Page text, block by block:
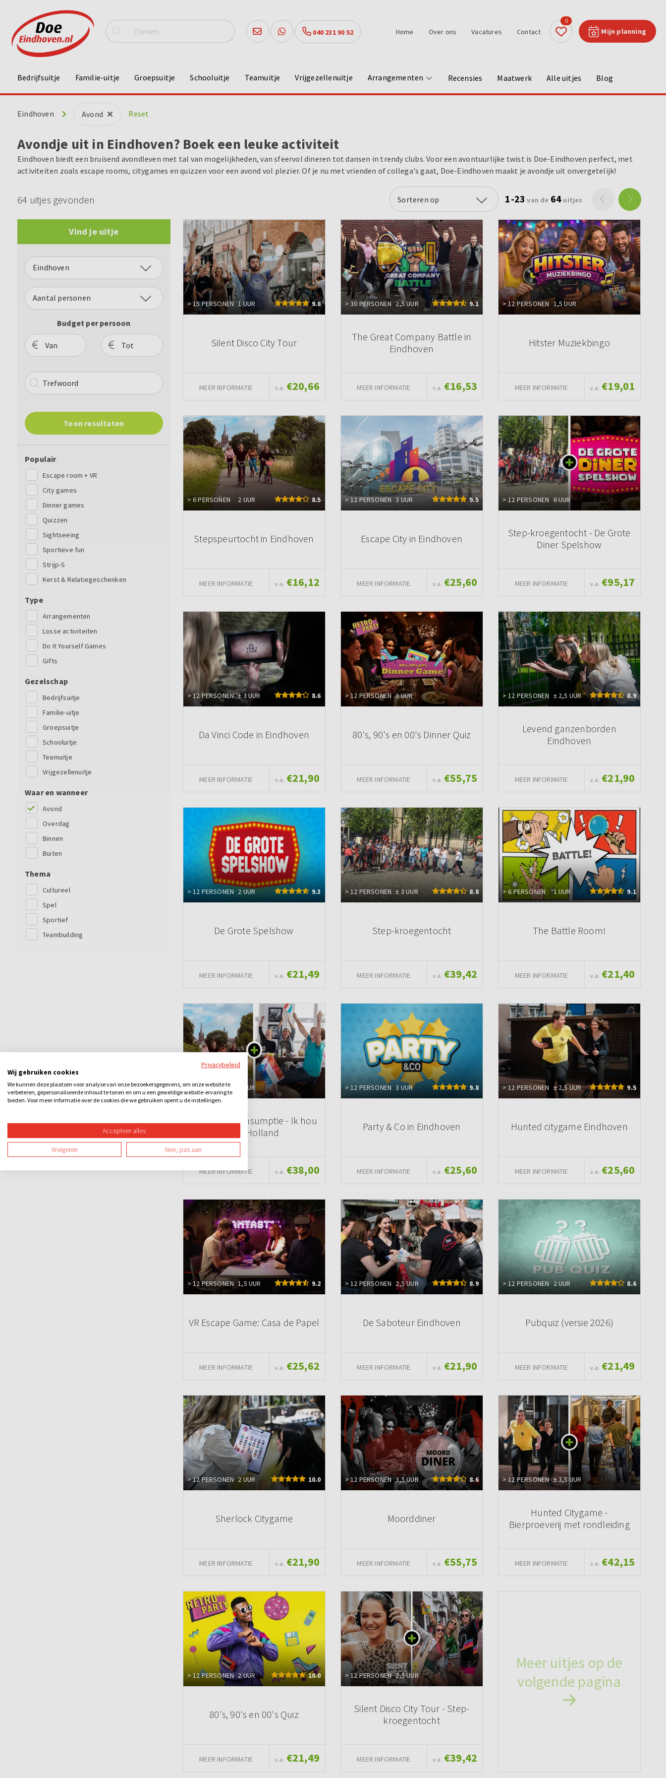
040 231 90 52 Mijn planning
0
Home Over ons Vacatures Contact
Bedrijfsuitje Familie-uitje Groepsuitje Schooluitje Teamuitje Vrijgezellenuitje Arrangementen Recensies Maatwerk Alle uitjes Blog
Eindhoven Avond Reset
Avondje uit in Eindhoven? Boek een leuke activiteit
Eindhoven biedt een bruisend avondleven met tal van mogelijkheden, van sfeervol dineren tot dansen in trendy clubs. Voor een avontuurlijke twist is Doe-Eindhoven perfect, met
activiteiten zoals escape rooms, citygames en quizzen voor een avond vol plezier. Of je nu met vrienden of collega's gaat, Doe-Eindhoven maakt je avondje uit onvergetelijk!
64 uitjes gevonden Sorteren op 1-23 van de 64 uitjes
Vind je uitje
Eindhoven
Aantal personen
Budget per persoon
Toon resultaten
Populair
Escape room + VR
City games
Dinner games
Quizzen
Sightseeing
Sportieve fun
Strijp-S
Kerst & Relatiegeschenken
Type
Arrangementen
Losse activiteiten
Do It Yourself Games
Gifts
Gezelschap
Bedrijfsuitje
Familie-uitje
Groepsuitje
Schooluitje
Teamuitje
Vrijgezellenuitje
Waar en wanneer
Avond
Overdag
Binnen
Buiten
Thema
Cultureel
Spel
Sportief
Teambuilding
> 15 PERSONEN 1 UUR 9.8
Silent Disco City Tour
MEER INFORMATIE v.a. €20,66
> 30 PERSONEN 2,5 UUR 9.1
The Great Company Battle in
Eindhoven
MEER INFORMATIE v.a. €16,53
> 12 PERSONEN 1,5 UUR
Hitster Muziekbingo
MEER INFORMATIE v.a. €19,01
> 6 PERSONEN 2 UUR 8.5
Stepspeurtocht in Eindhoven
MEER INFORMATIE v.a. €16,12
> 12 PERSONEN 3 UUR 9.5
Escape City in Eindhoven
MEER INFORMATIE v.a. €25,60
> 12 PERSONEN 6 UUR
Step-kroegentocht - De Grote
Diner Spelshow
MEER INFORMATIE v.a. €95,17
> 12 PERSONEN ± 3 UUR 8.6
Da Vinci Code in Eindhoven
MEER INFORMATIE v.a. €21,90
> 12 PERSONEN 3 UUR
80's, 90's en 00's Dinner Quiz
MEER INFORMATIE v.a. €55,75
> 12 PERSONEN ± 2,5 UUR 8.9
Levend ganzenborden
Eindhoven
MEER INFORMATIE v.a. €21,90
> 12 PERSONEN 2 UUR 9.3
De Grote Spelshow
MEER INFORMATIE v.a. €21,49
> 12 PERSONEN ± 3 UUR 8.8
Step-kroegentocht
MEER INFORMATIE v.a. €39,42
> 6 PERSONEN 1 UUR 9.1
The Battle Room!
MEER INFORMATIE v.a. €21,40
> 12 PERSONEN 5 UUR
Steppen - Consumptie - Ik hou
van Holland
MEER INFORMATIE v.a. €38,00
> 12 PERSONEN 3 UUR 9.8
Party & Co in Eindhoven
MEER INFORMATIE v.a. €25,60
> 12 PERSONEN ± 2,5 UUR 9.5
Hunted citygame Eindhoven
MEER INFORMATIE v.a. €25,60
> 12 PERSONEN 1,5 UUR 9.2
VR Escape Game: Casa de Papel
MEER INFORMATIE v.a. €25,62
> 12 PERSONEN 2,5 UUR 8.9
De Saboteur Eindhoven
MEER INFORMATIE v.a. €21,90
> 12 PERSONEN 2 UUR 8.6
Pubquiz (versie 2026)
MEER INFORMATIE v.a. €21,49
> 12 PERSONEN 2 UUR 10.0
Sherlock Citygame
MEER INFORMATIE v.a. €21,90
> 12 PERSONEN 3,5 UUR 8.6
Moorddiner
MEER INFORMATIE v.a. €55,75
> 12 PERSONEN ± 3,5 UUR
Hunted Citygame -
Bierproeverij met rondleiding
MEER INFORMATIE v.a. €42,15
> 12 PERSONEN 2 UUR 10.0
80's, 90's en 00's Quiz
MEER INFORMATIE v.a. €21,49
> 12 PERSONEN 2,5 UUR
Silent Disco City Tour - Step-
kroegentocht
MEER INFORMATIE v.a. €39,42
Meer uitjes op de
volgende pagina
Privacybeleid
Wij gebruiken cookies
We kunnen deze plaatsen voor analyse van onze bezoekersgegevens, om onze website te
verbeteren, gepersonaliseerde inhoud te tonen en om u een geweldige website-ervaring te
bieden. Voor meer informatie over de cookies die we gebruiken opent u de instellingen.
Accepteer alles
Weigeren Nee, pas aan